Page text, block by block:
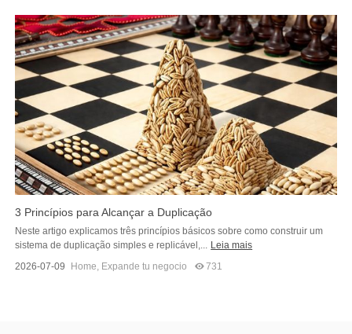
3 Princípios para Alcançar a Duplicação
Neste artigo explicamos três princípios básicos sobre como construir um
sistema de duplicação simples e replicável,... Leia mais
2026-07-09
Home, Expande tu negocio 731